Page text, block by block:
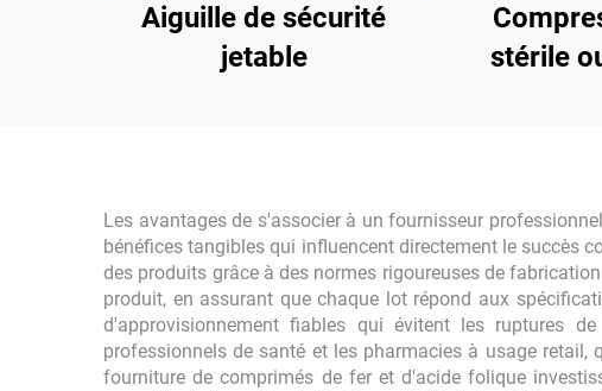
Aiguille de sécurité
jetable
stérile
Les avantages de s'associer à un fournisseur
bénéfices tangibles qui influencent directement le succès
des produits grâce à des normes rigoureuses de
produit, en assurant que chaque lot répond aux
d'approvisionnement fiables qui évitent les ruptures
professionnels de santé et les pharmacies à usage
fourniture de comprimés de fer et d'acide folique